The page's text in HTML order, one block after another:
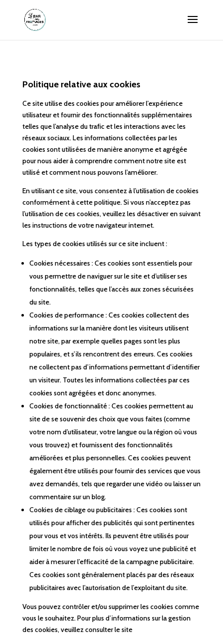
Politique relative aux cookies
Ce site utilise des cookies pour améliorer l’expérience
utilisateur et fournir des fonctionnalités supplémentaires
telles que l’analyse du trafic et les interactions avec les
réseaux sociaux. Les informations collectées par les
cookies sont utilisées de manière anonyme et agrégée
pour nous aider à comprendre comment notre site est
utilisé et comment nous pouvons l’améliorer.
En utilisant ce site, vous consentez à l’utilisation de cookies
conformément à cette politique. Si vous n’acceptez pas
l’utilisation de ces cookies, veuillez les désactiver en suivant
les instructions de votre navigateur internet.
Les types de cookies utilisés sur ce site incluent :
Cookies nécessaires : Ces cookies sont essentiels pour
vous permettre de naviguer sur le site et d’utiliser ses
fonctionnalités, telles que l’accès aux zones sécurisées
du site.
Cookies de performance : Ces cookies collectent des
informations sur la manière dont les visiteurs utilisent
notre site, par exemple quelles pages sont les plus
populaires, et s’ils rencontrent des erreurs. Ces cookies
ne collectent pas d’informations permettant d’identifier
un visiteur. Toutes les informations collectées par ces
cookies sont agrégées et donc anonymes.
Cookies de fonctionnalité : Ces cookies permettent au
site de se souvenir des choix que vous faites (comme
votre nom d’utilisateur, votre langue ou la région où vous
vous trouvez) et fournissent des fonctionnalités
améliorées et plus personnelles. Ces cookies peuvent
également être utilisés pour fournir des services que vous
avez demandés, tels que regarder une vidéo ou laisser un
commentaire sur un blog.
Cookies de ciblage ou publicitaires : Ces cookies sont
utilisés pour afficher des publicités qui sont pertinentes
pour vous et vos intérêts. Ils peuvent être utilisés pour
limiter le nombre de fois où vous voyez une publicité et
aider à mesurer l’efficacité de la campagne publicitaire.
Ces cookies sont généralement placés par des réseaux
publicitaires avec l’autorisation de l’exploitant du site.
Vous pouvez contrôler et/ou supprimer les cookies comme
vous le souhaitez. Pour plus d’informations sur la gestion
des cookies, veuillez consulter le site